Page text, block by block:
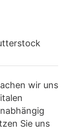
wir uns
Sie uns